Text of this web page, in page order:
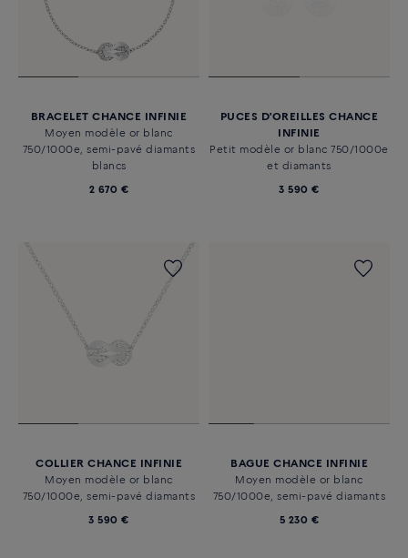
BRACELET CHANCE INFINIE
Moyen modèle or blanc
750/1000e, semi-pavé diamants
blancs
2 670 €
PUCES D'OREILLES CHANCE
INFINIE
Petit modèle or blanc 750/1000e
et diamants
3 590 €
COLLIER CHANCE INFINIE
Moyen modèle or blanc
750/1000e, semi-pavé diamants
3 590 €
BAGUE CHANCE INFINIE
Moyen modèle or blanc
750/1000e, semi-pavé diamants
5 230 €